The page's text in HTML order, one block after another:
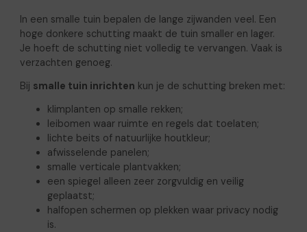
In een smalle tuin bepalen de lange zijwanden veel. Een
hoge donkere schutting maakt de tuin smaller en lager.
Je hoeft de schutting niet volledig te vervangen. Vaak is
verzachten genoeg.
Bij smalle tuin inrichten kun je de schutting breken met:
klimplanten op smalle rekken;
leibomen waar ruimte en regels dat toelaten;
lichte beits of natuurlijke houtkleur;
afwisselende panelen;
smalle verticale plantvakken;
een spiegel alleen zeer zorgvuldig en veilig
geplaatst;
halfopen schermen op plekken waar privacy nodig
is.